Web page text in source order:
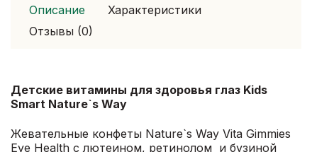
Описание
Характеристики
Отзывы (0)
Детские витамины для здоровья глаз Kids
Smart Nature`s Way
Жевательные конфеты Nature`s Way Vita Gimmies
Eye Health с лютеином, ретинолом и бузиной